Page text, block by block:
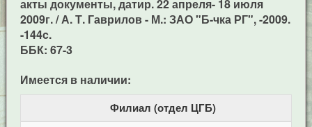
акты документы, датир. 22 апреля- 18 июля
2009г. / А. Т. Гаврилов - М.: ЗАО "Б-чка РГ", -2009.
-144c.
ББК: 67-3
Имеется в наличии:
Филиал (отдел ЦГБ)